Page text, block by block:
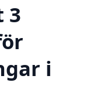
3
i